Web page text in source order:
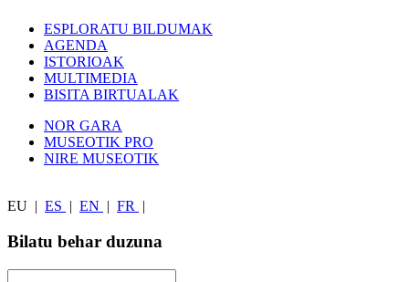
ESPLORATU BILDUMAK
AGENDA
ISTORIOAK
MULTIMEDIA
BISITA BIRTUALAK
NOR GARA
MUSEOTIK PRO
NIRE MUSEOTIK
EU ES EN FR
Bilatu behar duzuna